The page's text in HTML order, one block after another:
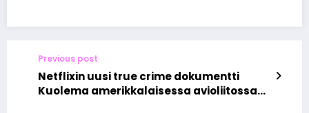
Previous post
Netflixin uusi true crime dokumentti
Kuolema amerikkalaisessa avioliitossa